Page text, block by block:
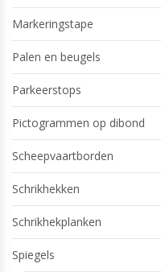
Markeringstape
Palen en beugels
Parkeerstops
Pictogrammen op dibond
Scheepvaartborden
Schrikhekken
Schrikhekplanken
Spiegels